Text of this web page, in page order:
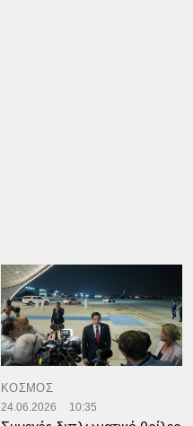
ΚΟΣΜΟΣ
24.06.2026 10:35